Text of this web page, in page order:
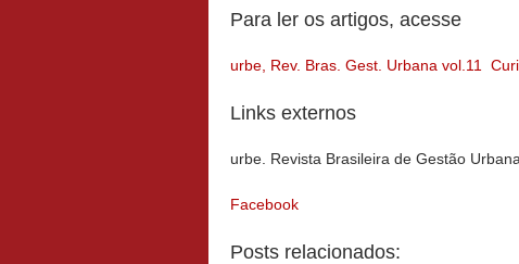
Para ler os artigos, acesse
urbe, Rev. Bras. Gest. Urbana vol.11
Links externos
urbe. Revista Brasileira de Gestão
Facebook
Posts relacionados: